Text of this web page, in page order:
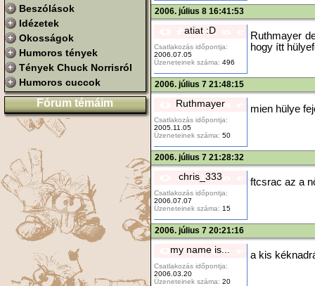
Beszólások
Idézetek
Okosságok
Humoros tények
Tények Chuck Norrisról
Humoros cuccok
Fórum témáim
2006. július 8 16:41:53
atiat :D
Csatlakozás időpontja:
2006.07.05
Üzeneteinek száma: 496
Ruthmayer
hogy ítt
2006. július 7 21:48:15
Ruthmayer
Csatlakozás időpontja:
2005.11.05
Üzeneteinek száma: 50
mien hülye
2006. július 7 21:28:32
chris_333
Csatlakozás időpontja:
2006.07.07
Üzeneteinek száma: 15
ftcsrac az a
2006. július 7 20:21:16
my name is...
Csatlakozás időpontja:
2006.03.20
Üzeneteinek száma: 20
a kis